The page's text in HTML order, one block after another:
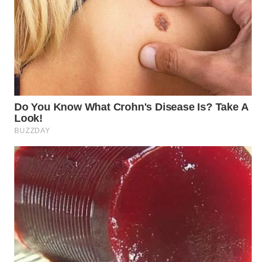
WN
DANAU
TOBA
WN
WN
LANGKAT
WN
TAPANULI
SELATAN
WN
TANJUNG
LESUNG